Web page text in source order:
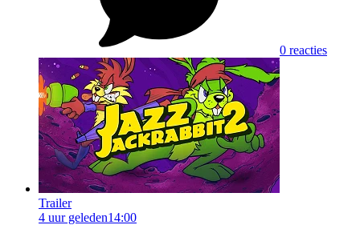
0 reacties
Trailer
4 uur geleden14:00